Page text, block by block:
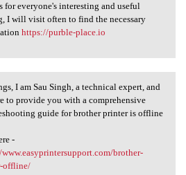
for everyone's
for everyone's interesting and useful
I will visit often to find the necessary
https://purble-place.io
I am Sau Singh, a
I am Sau Singh, a technical expert, and
to provide you with a comprehensive
guide for brother printer is offline
-
brother-
offline/